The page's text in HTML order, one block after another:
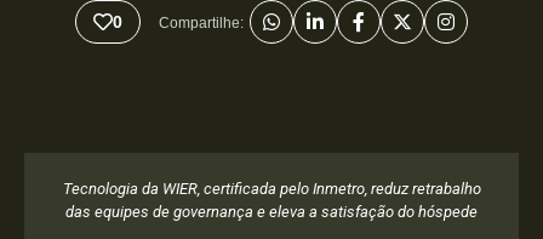
0 Compartilhe:
Tecnologia da WIER, certificada pelo Inmetro, reduz retrabalho
das equipes de governança e eleva a satisfação do hóspede